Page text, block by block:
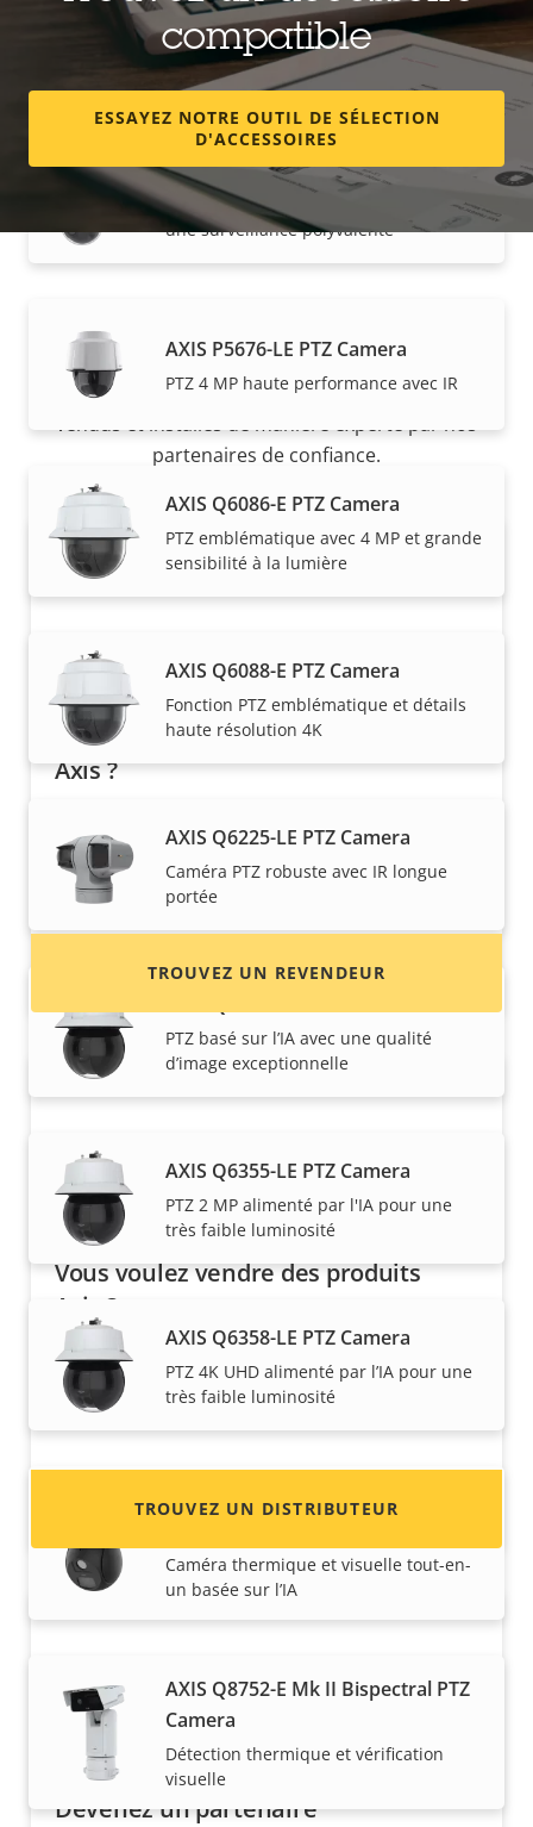
PTZ grand angle avec HDTV 1080 p et
zoom 21x
AXIS P5655-E PTZ Network Camera
Commandes PTZ économiques pour
une surveillance polyvalente
AXIS P5676-LE PTZ Camera
PTZ 4 MP haute performance avec IR
AXIS Q6086-E PTZ Camera
PTZ emblématique avec 4 MP et grande
sensibilité à la lumière
AXIS Q6088-E PTZ Camera
Fonction PTZ emblématique et détails
haute résolution 4K
AXIS Q6225-LE PTZ Camera
Caméra PTZ robuste avec IR longue
portée
PTZ basé sur l’IA avec une qualité
d’image exceptionnelle
AXIS Q6355-LE PTZ Camera
PTZ 2 MP alimenté par l'IA pour une
très faible luminosité
AXIS Q6358-LE PTZ Camera
PTZ 4K UHD alimenté par l’IA pour une
très faible luminosité
AXIS Q6411-LE Bispectral PTZ
Caméra thermique et visuelle tout-en-
un basée sur l’IA
AXIS Q8752-E Mk II Bispectral PTZ
Camera
Détection thermique et vérification
visuelle
compatible
ESSAYEZ NOTRE OUTIL DE SÉLECTION
D'ACCESSOIRES
Acheter
Les solutions Axis et les produits individuels sont
vendus et installés de manière experte par nos
partenaires de confiance.
Vous voulez acheter des produits
Axis ?
système et des installateurs de produits et de
systèmes Axis.
TROUVEZ UN REVENDEUR
Vous voulez vendre des produits
Axis ?
Vous souhaitez devenir revendeur ? Trouvez
les coordonnées des distributeurs de produits
TROUVEZ UN DISTRIBUTEUR
Devenez un partenaire